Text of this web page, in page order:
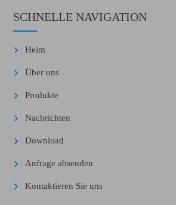
SCHNELLE NAVIGATION
Heim
Über uns
Produkte
Nachrichten
Download
Anfrage absenden
Kontaktieren Sie uns